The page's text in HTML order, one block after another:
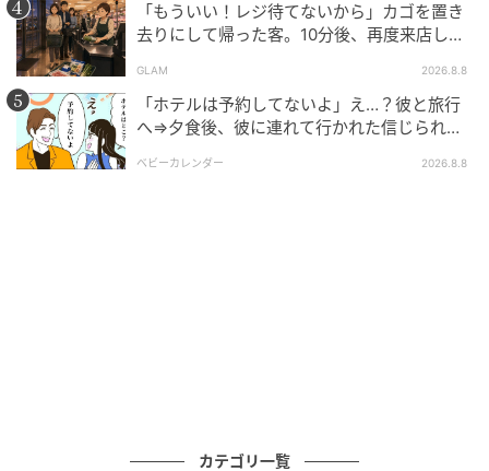
「もういい！レジ待てないから」カゴを置き
去りにして帰った客。10分後、再度来店した
GLAM 2026.8.8
「ホテルは予約してないよ」え…？彼と旅行
へ⇒夕食後、彼に連れて行かれた信じられな
ベビーカレンダー 2026.8.8
カテゴリ一覧